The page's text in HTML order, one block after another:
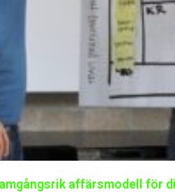
affärsmodell för